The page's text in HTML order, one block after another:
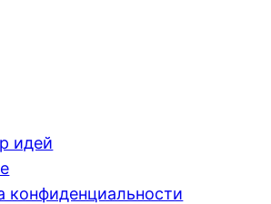
идей
конфиденциальности